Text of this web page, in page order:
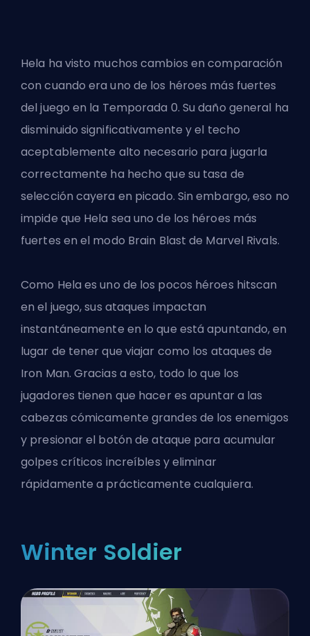
Hela ha visto muchos cambios en comparación
con cuando era uno de los héroes más fuertes
del juego en la Temporada 0. Su daño general ha
disminuido significativamente y el techo
aceptablemente alto necesario para jugarla
correctamente ha hecho que su tasa de
selección cayera en picado. Sin embargo, eso no
impide que Hela sea uno de los héroes más
fuertes en el modo Brain Blast de Marvel Rivals.
Como Hela es uno de los pocos héroes hitscan
en el juego, sus ataques impactan
instantáneamente en lo que está apuntando, en
lugar de tener que viajar como los ataques de
Iron Man. Gracias a esto, todo lo que los
jugadores tienen que hacer es apuntar a las
cabezas cómicamente grandes de los enemigos
y presionar el botón de ataque para acumular
golpes críticos increíbles y eliminar
rápidamente a prácticamente cualquiera.
Winter Soldier